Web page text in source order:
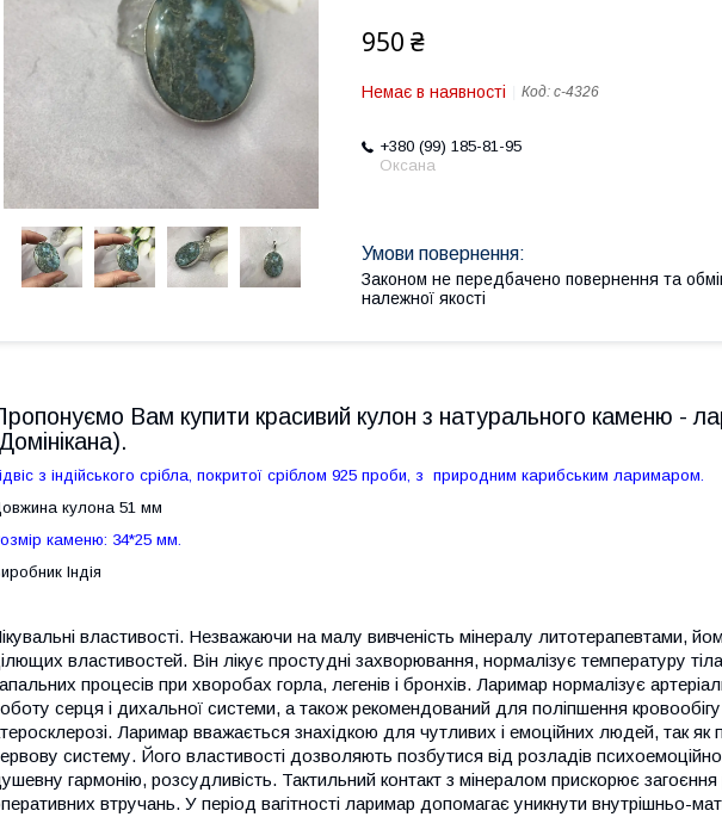
950 ₴
Немає в наявності Код: с-4326
+380 (99) 185-81-95
Оксана
Законом не передбачено повернення та
належної якості
Вам купити красивий кулон з натурального каменю -
з індійського срібла, покритої сріблом 925 проби, з природним карибським ларимаром.
кулона 51 мм
каменю: 34*25 мм.
Індія
властивості. Незважаючи на малу вивченість мінералу литотерапевтами,
властивостей. Він лікує простудні захворювання, нормалізує температуру
процесів при хворобах горла, легенів і бронхів. Ларимар нормалізує
серця і дихальної системи, а також рекомендований для поліпшення
Ларимар вважається знахідкою для чутливих і емоційних людей, так як
систему. Його властивості дозволяють позбутися від розладів
гармонію, розсудливість. Тактильний контакт з мінералом прискорює
втручань. У період вагітності ларимар допомагає уникнути внутрішньо-